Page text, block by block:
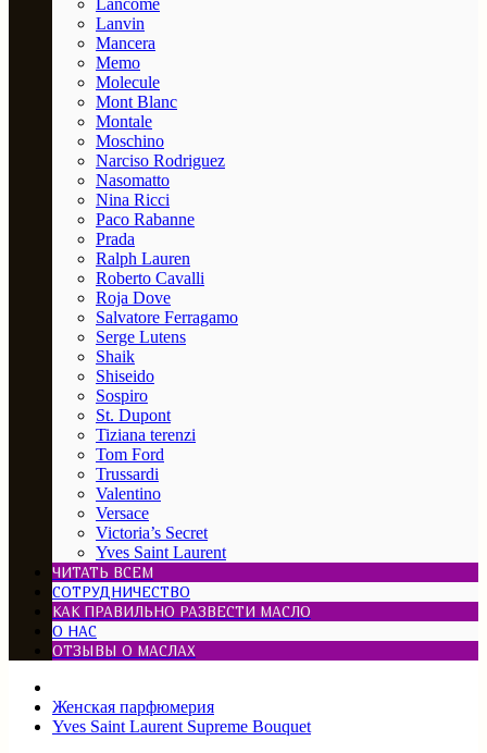
Lancome
Lanvin
Mancera
Memo
Molecule
Mont Blanc
Montale
Moschino
Narciso Rodriguez
Nasomatto
Nina Ricci
Paco Rabanne
Prada
Ralph Lauren
Roberto Cavalli
Roja Dove
Salvatore Ferragamo
Serge Lutens
Shaik
Shiseido
Sospiro
St. Dupont
Tiziana terenzi
Tom Ford
Trussardi
Valentino
Versace
Victoria’s Secret
Yves Saint Laurent
ЧИТАТЬ ВСЕМ
СОТРУДНИЧЕСТВО
КАК ПРАВИЛЬНО РАЗВЕСТИ МАСЛО
О НАС
ОТЗЫВЫ О МАСЛАХ
Женская парфюмерия
Yves Saint Laurent Supreme Bouquet